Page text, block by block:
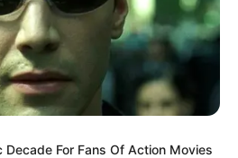
For Fans Of Action Movies